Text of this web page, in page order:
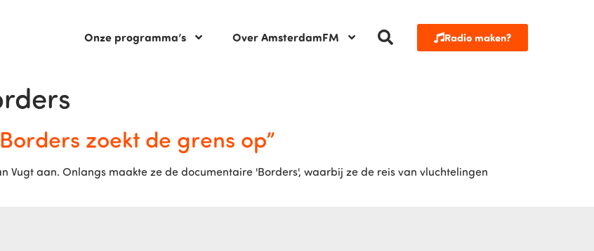
Onze programma’s Over AmsterdamFM Radio maken?
zoekt de grens op”
Vugt aan. Onlangs maakte ze de documentaire 'Borders', waarbij ze de reis van vluchtelingen